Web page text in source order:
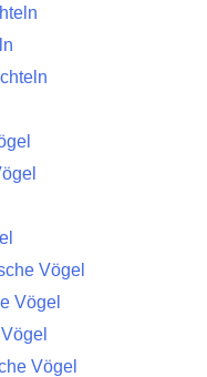
Vögel
Vögel
Vögel